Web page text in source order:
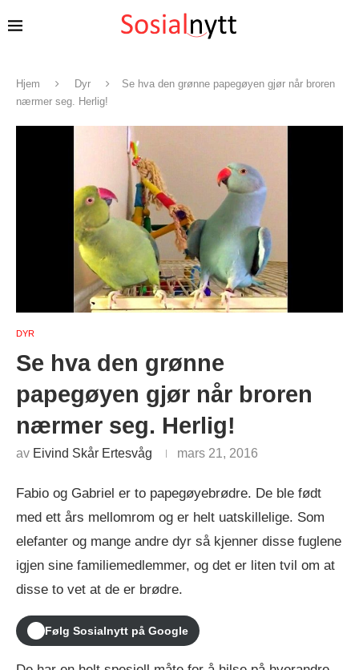
Hjem Dyr
Se hva den grønne papegøyen gjør når broren
nærmer seg. Herlig!
DYR
Se hva den grønne
papegøyen gjør når broren
nærmer seg. Herlig!
av Eivind Skår Ertesvåg mars 21, 2016
Fabio og Gabriel er to papegøyebrødre. De ble født
med ett års mellomrom og er helt uatskillelige. Som
elefanter og mange andre dyr så kjenner disse fuglene
igjen sine familiemedlemmer, og det er liten tvil om at
disse to vet at de er brødre.
Følg Sosialnytt på Google